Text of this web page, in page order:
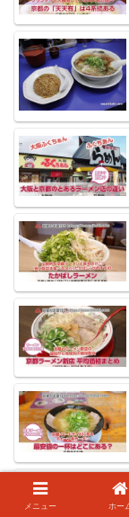
メニュー ホー